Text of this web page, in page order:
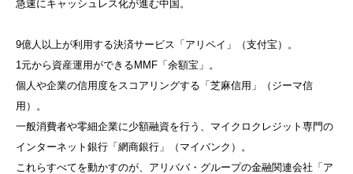
急速にキャッシュレス化が進む中国。
9億人以上が利用する決済サービス「アリペイ」（支付宝）。
1元から資産運用ができるMMF「余額宝」。
個人や企業の信用度をスコアリングする「芝麻信用」（ジーマ信
用）。
一般消費者や零細企業に少額融資を行う、マイクロクレジット専門の
インターネット銀行「網商銀行」（マイバンク）。
これらすべてを動かすのが、アリババ・グループの金融関連会社「ア